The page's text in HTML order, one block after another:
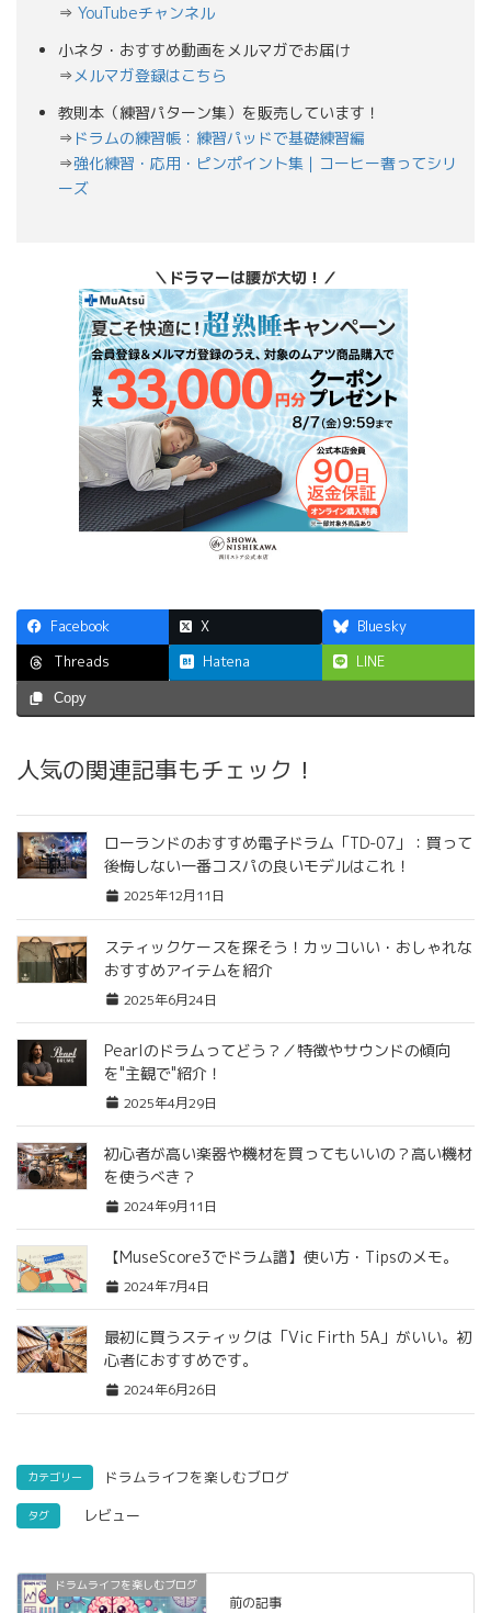
⇒ YouTubeチャンネル
小ネタ・おすすめ動画をメルマガでお届け
⇒メルマガ登録はこちら
教則本（練習パターン集）を販売しています！
⇒ ドラムの練習帳：練習パッドで基礎練習編
⇒強化練習・応用・ピンポイント集｜コーヒー奢ってシリ
ーズ
＼ドラマーは腰が大切！／
Facebook X
Bluesky
Threads
Hatena LINE
Copy
人気の関連記事もチェック！
ローランドのおすすめ電子ドラム「TD-07」：買って
後悔しない一番コスパの良いモデルはこれ！
2025年12月11日
スティックケースを探そう！カッコいい・おしゃれな
おすすめアイテムを紹介
2025年6月24日
Pearlのドラムってどう？／特徴やサウンドの傾向
を"主観で"紹介！
2025年4月29日
初心者が高い楽器や機材を買ってもいいの？高い機材
を使うべき？
2024年9月11日
【MuseScore3でドラム譜】使い方・Tipsのメモ。
2024年7月4日
最初に買うスティックは「Vic Firth 5A」がいい。初
心者におすすめです。
2024年6月26日
カテゴリー ドラムライフを楽しむブログ
タグ レビュー
ドラムライフを楽しむブログ
前の記事